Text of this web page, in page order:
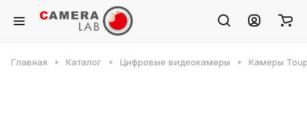
Главная Каталог Цифровые видеокамеры Камеры